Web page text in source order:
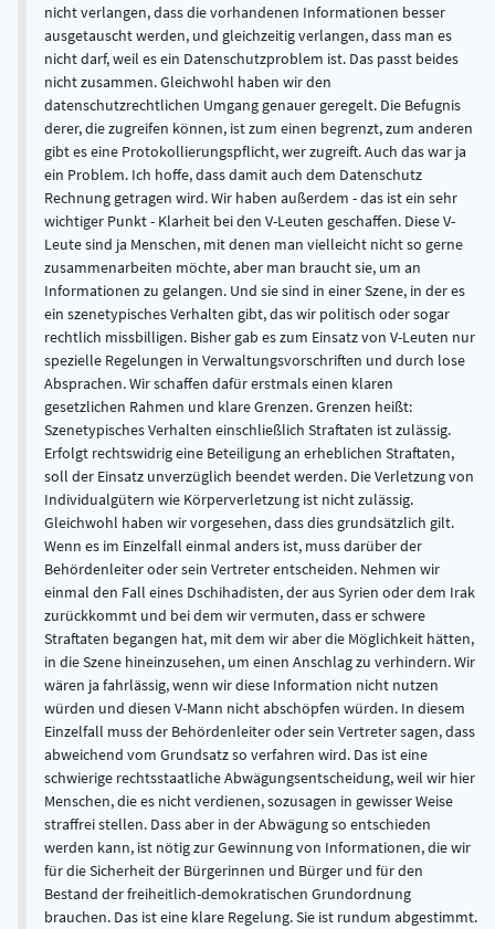
nicht verlangen, dass die vorhandenen Informationen besser
ausgetauscht werden, und gleichzeitig verlangen, dass man es
nicht darf, weil es ein Datenschutzproblem ist. Das passt beides
nicht zusammen. Gleichwohl haben wir den
datenschutzrechtlichen Umgang genauer geregelt. Die Befugnis
derer, die zugreifen können, ist zum einen begrenzt, zum anderen
gibt es eine Protokollierungspflicht, wer zugreift. Auch das war ja
ein Problem. Ich hoffe, dass damit auch dem Datenschutz
Rechnung getragen wird. Wir haben außerdem - das ist ein sehr
wichtiger Punkt - Klarheit bei den V-Leuten geschaffen. Diese V-
Leute sind ja Menschen, mit denen man vielleicht nicht so gerne
zusammenarbeiten möchte, aber man braucht sie, um an
Informationen zu gelangen. Und sie sind in einer Szene, in der es
ein szenetypisches Verhalten gibt, das wir politisch oder sogar
rechtlich missbilligen. Bisher gab es zum Einsatz von V-Leuten nur
spezielle Regelungen in Verwaltungsvorschriften und durch lose
Absprachen. Wir schaffen dafür erstmals einen klaren
gesetzlichen Rahmen und klare Grenzen. Grenzen heißt:
Szenetypisches Verhalten einschließlich Straftaten ist zulässig.
Erfolgt rechtswidrig eine Beteiligung an erheblichen Straftaten,
soll der Einsatz unverzüglich beendet werden. Die Verletzung von
Individualgütern wie Körperverletzung ist nicht zulässig.
Gleichwohl haben wir vorgesehen, dass dies grundsätzlich gilt.
Wenn es im Einzelfall einmal anders ist, muss darüber der
Behördenleiter oder sein Vertreter entscheiden. Nehmen wir
einmal den Fall eines Dschihadisten, der aus Syrien oder dem Irak
zurückkommt und bei dem wir vermuten, dass er schwere
Straftaten begangen hat, mit dem wir aber die Möglichkeit hätten,
in die Szene hineinzusehen, um einen Anschlag zu verhindern. Wir
wären ja fahrlässig, wenn wir diese Information nicht nutzen
würden und diesen V-Mann nicht abschöpfen würden. In diesem
Einzelfall muss der Behördenleiter oder sein Vertreter sagen, dass
abweichend vom Grundsatz so verfahren wird. Das ist eine
schwierige rechtsstaatliche Abwägungsentscheidung, weil wir hier
Menschen, die es nicht verdienen, sozusagen in gewisser Weise
straffrei stellen. Dass aber in der Abwägung so entschieden
werden kann, ist nötig zur Gewinnung von Informationen, die wir
für die Sicherheit der Bürgerinnen und Bürger und für den
Bestand der freiheitlich-demokratischen Grundordnung
brauchen. Das ist eine klare Regelung. Sie ist rundum abgestimmt.